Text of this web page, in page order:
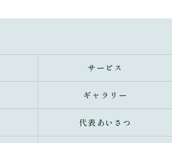
サービス
ギャラリー
代表あいさつ